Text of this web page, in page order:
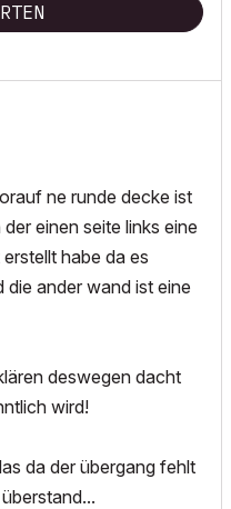
ne runde decke ist
einen seite links eine
habe da es
die ander wand ist eine
deswegen dacht
wird!
da der übergang fehlt